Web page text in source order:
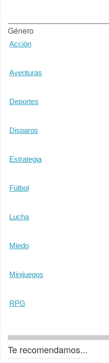
Género
Acción
Aventuras
Deportes
Disparos
Estrategia
Fútbol
Lucha
Miedo
Minijuegos
RPG
Te recomendamos...